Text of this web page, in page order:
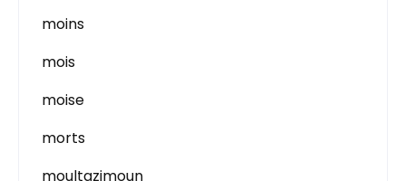
moins
mois
moise
morts
moultazimoun